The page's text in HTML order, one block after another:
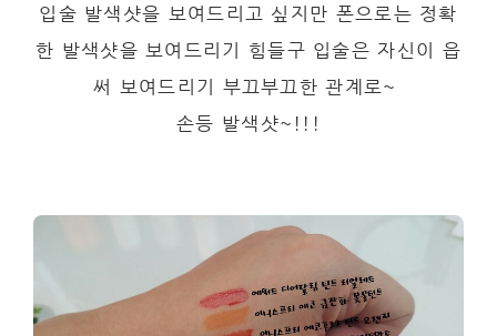
입술 발색샷을 보여드리고 싶지만 폰으로는 정확
한 발색샷을 보여드리기 힘들구 입술은 자신이 읍
써 보여드리기 부끄부끄한 관계로~
손등 발색샷~!!!